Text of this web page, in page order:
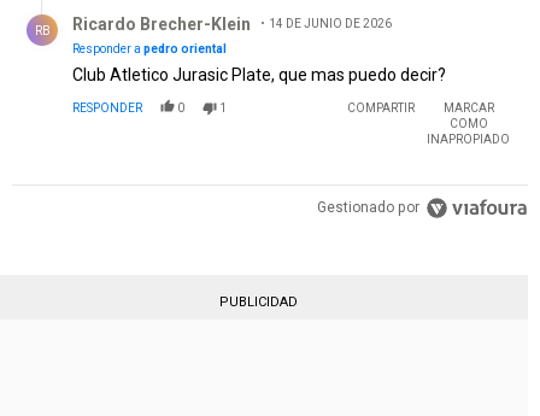
RB Ricardo Brecher-Klein
14 DE JUNIO DE 2026
Responder a pedro oriental
Club Atletico Jurasic Plate, que mas puedo decir?
RESPONDER 0 1 COMPARTIR
MARCAR
COMO
INAPROPIADO
Gestionado por
PUBLICIDAD